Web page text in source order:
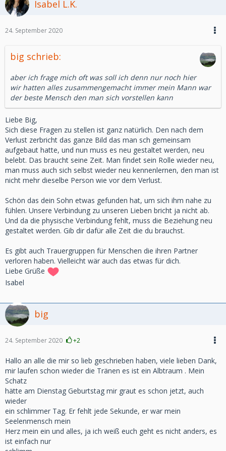
Isabel L.K.
24. September 2020
big schrieb:
aber ich frage mich oft was soll ich denn nur noch hier
wir hatten alles zusammengemacht immer mein Mann war
der beste Mensch den man sich vorstellen kann
Liebe Big,
Sich diese Fragen zu stellen ist ganz natürlich. Den nach dem
Verlust zerbricht das ganze Bild das man sch gemeinsam
aufgebaut hatte, und nun muss es neu gestaltet werden, neu
belebt. Das braucht seine Zeit. Man findet sein Rolle wieder neu,
man muss auch sich selbst wieder neu kennenlernen, den man ist
nicht mehr dieselbe Person wie vor dem Verlust.
Schön das dein Sohn etwas gefunden hat, um sich ihm nahe zu
fühlen. Unsere Verbindung zu unseren Lieben bricht ja nicht ab.
Und da die physische Verbindung fehlt, muss die Beziehung neu
gestaltet werden. Gib dir dafür alle Zeit die du brauchst.
Es gibt auch Trauergruppen für Menschen die ihren Partner
verloren haben. Vielleicht wär auch das etwas für dich.
Liebe Grüße
Isabel
big
24. September 2020 +2
Hallo an alle die mir so lieb geschrieben haben, viele lieben Dank,
mir laufen schon wieder die Tränen es ist ein Albtraum . Mein
Schatz
hätte am Dienstag Geburtstag mir graut es schon jetzt, auch
wieder
ein schlimmer Tag. Er fehlt jede Sekunde, er war mein
Seelenmensch mein
Herz mein ein und alles, ja ich weiß euch geht es nicht anders, es
ist einfach nur